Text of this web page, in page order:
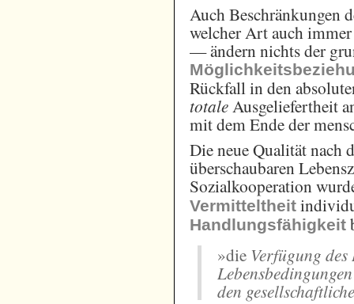
Auch
welcher Art auch
— ändern nichts der
Rückfall in den
totale Ausgeliefertheit
mit dem Ende der
Die neue Qualität nach
überschaubaren
Sozialkooperation
Vermitteltheit
Handlungsfähigkeit
»die Verfügung
den